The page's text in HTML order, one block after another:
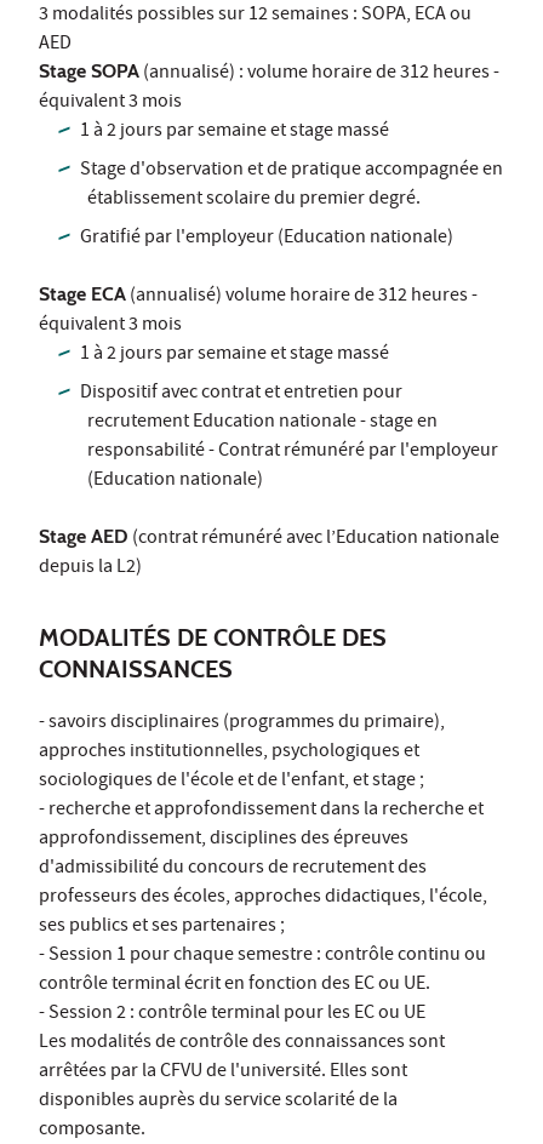
3 modalités possibles sur 12 semaines : SOPA, ECA ou
AED
Stage SOPA (annualisé) : volume horaire de 312 heures -
équivalent 3 mois
1 à 2 jours par semaine et stage massé
Stage d'observation et de pratique accompagnée en
établissement scolaire du premier degré.
Gratifié par l'employeur (Education nationale)
Stage ECA (annualisé) volume horaire de 312 heures -
équivalent 3 mois
1 à 2 jours par semaine et stage massé
Dispositif avec contrat et entretien pour
recrutement Education nationale - stage en
responsabilité - Contrat rémunéré par l'employeur
(Education nationale)
Stage AED (contrat rémunéré avec l’Education nationale
depuis la L2)
MODALITÉS DE CONTRÔLE DES
CONNAISSANCES
- savoirs disciplinaires (programmes du primaire),
approches institutionnelles, psychologiques et
sociologiques de l'école et de l'enfant, et stage ;
- recherche et approfondissement dans la recherche et
approfondissement, disciplines des épreuves
d'admissibilité du concours de recrutement des
professeurs des écoles, approches didactiques, l'école,
ses publics et ses partenaires ;
- Session 1 pour chaque semestre : contrôle continu ou
contrôle terminal écrit en fonction des EC ou UE.
- Session 2 : contrôle terminal pour les EC ou UE
Les modalités de contrôle des connaissances sont
arrêtées par la CFVU de l'université. Elles sont
disponibles auprès du service scolarité de la
composante.